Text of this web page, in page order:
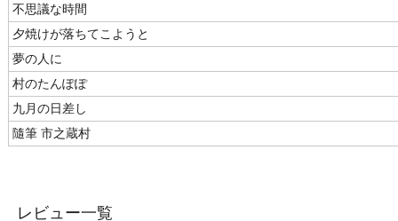
不思議な時間
夕焼けが落ちてこようと
夢の人に
村のたんぽぽ
九月の日差し
隨筆 市之蔵村
レビュー一覧